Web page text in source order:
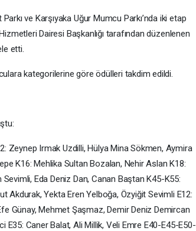
ve Karşıyaka Uğur Mumcu Parkı’nda iki etap
Dairesi Başkanlığı tarafından düzenlenen
etti.
kategorilerine göre ödülleri takdim edildi.
Zeynep Irmak Uzdilli, Hülya Mina Sökmen, Aymira
K16: Mehlika Sultan Bozalan, Nehir Aslan K18:
Eda Deniz Dan, Canan Baştan K45-K55:
Akdurak, Yekta Eren Yelboğa, Özyiğit Sevimli E12:
Günay, Mehmet Şaşmaz, Demir Deniz Demircan
E35: Caner Balat, Ali Millik, Veli Emre E40-E45-E50-